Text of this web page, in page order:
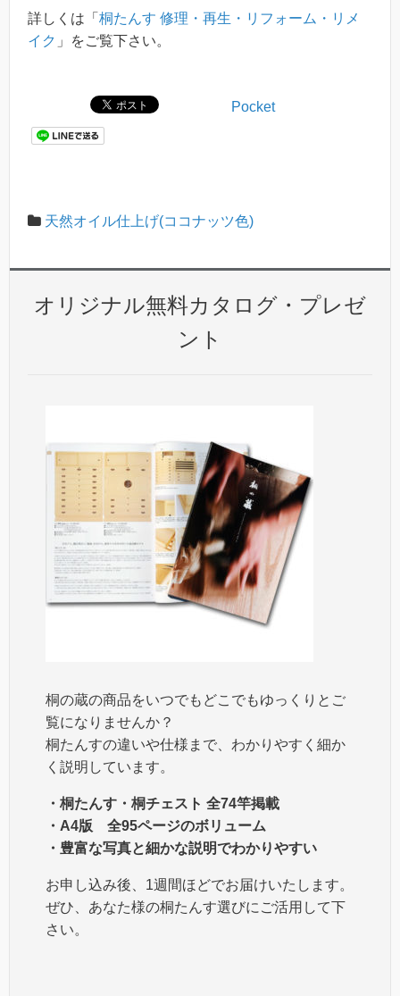
詳しくは「 桐たんす 修理・再生・リフォーム・リメ
イク 」をご覧下さい。
Pocket
天然オイル仕上げ(ココナッツ色)
オリジナル無料カタログ・プレゼ
ント
桐の蔵の商品をいつでもどこでもゆっくりとご
覧になりませんか？
桐たんすの違いや仕様まで、わかりやすく細か
く説明しています。
・桐たんす・桐チェスト 全74竿掲載
・A4版 全95ページのボリューム
・豊富な写真と細かな説明でわかりやすい
お申し込み後、1週間ほどでお届けいたします。
ぜひ、あなた様の桐たんす選びにご活用して下
さい。